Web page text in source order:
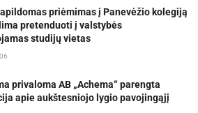
priėmimas į Panevėžio kolegiją
pretenduoti į valstybės
studijų vietas
privaloma AB „Achema“ parengta
apie aukštesniojo lygio pavojingąjį